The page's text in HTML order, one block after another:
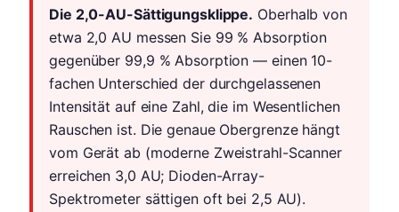
Die 2,0-AU-Sättigungsklippe. Oberhalb von
etwa 2,0 AU messen Sie 99 % Absorption
gegenüber 99,9 % Absorption — einen 10-
fachen Unterschied der durchgelassenen
Intensität auf eine Zahl, die im Wesentlichen
Rauschen ist. Die genaue Obergrenze hängt
vom Gerät ab (moderne Zweistrahl-Scanner
erreichen 3,0 AU; Dioden-Array-
Spektrometer sättigen oft bei 2,5 AU).